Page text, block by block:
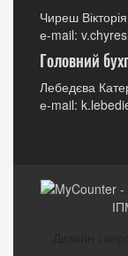
Чиреш Вікторія
е-mail:
Головний
Лебедєва
е-mail: